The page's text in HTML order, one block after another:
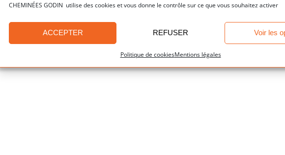
CHEMINÉES GODIN utilise des cookies et vous donne le contrôle sur ce que vous souhaitez activer
ACCEPTER REFUSER Voir les
Politique de cookiesMentions légales